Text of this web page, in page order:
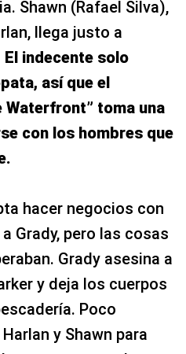
Shawn (Rafael Silva),
llega justo a
El indecente solo
así que el
toma una
con los hombres que
hacer negocios con
Grady, pero las cosas
Grady asesina a
y deja los cuerpos
Poco
y Shawn para